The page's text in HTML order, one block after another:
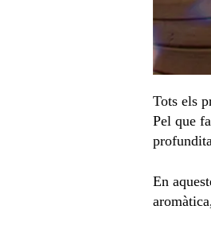
Tots els
Pel que
En